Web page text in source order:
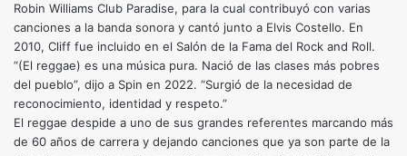
Robin Williams Club Paradise, para la cual contribuyó con varias
canciones a la banda sonora y cantó junto a Elvis Costello. En
2010, Cliff fue incluido en el Salón de la Fama del Rock and Roll.
“(El reggae) es una música pura. Nació de las clases más pobres
del pueblo”, dijo a Spin en 2022. “Surgió de la necesidad de
reconocimiento, identidad y respeto.”
El reggae despide a uno de sus grandes referentes marcando más
de 60 años de carrera y dejando canciones que ya son parte de la